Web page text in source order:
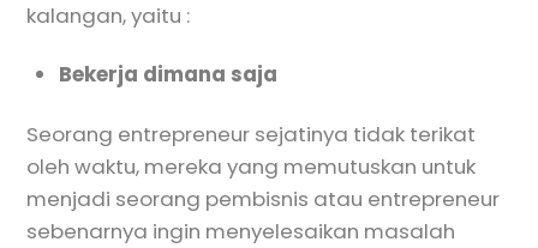
kalangan, yaitu :
Bekerja dimana saja
Seorang entrepreneur sejatinya tidak terikat
oleh waktu, mereka yang memutuskan untuk
menjadi seorang pembisnis atau entrepreneur
sebenarnya ingin menyelesaikan masalah